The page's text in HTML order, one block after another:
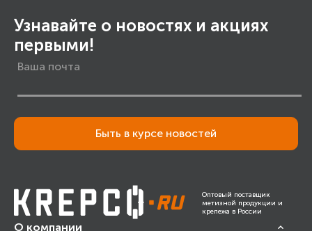
Узнавайте о новостях и акциях
первыми!
Быть в курсе новостей
Оптовый поставщик
метизной продукции и
крепежа в России
О компании